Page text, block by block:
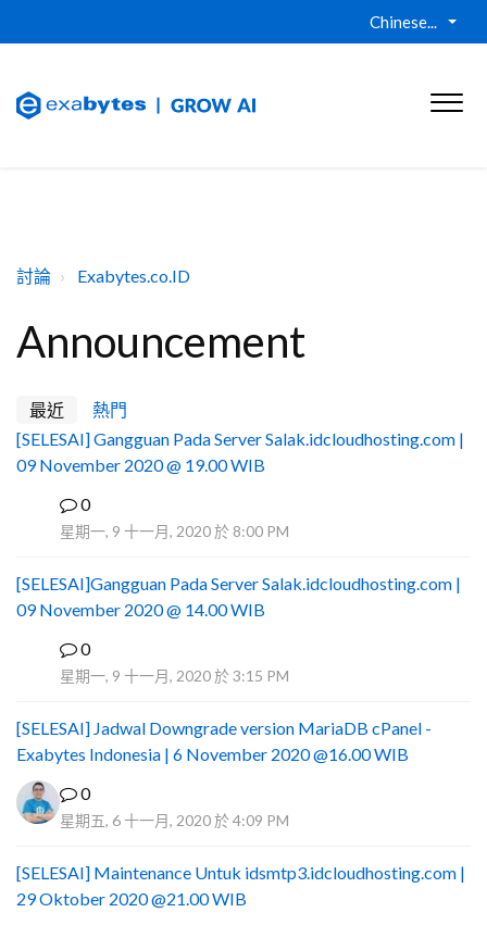
Chinese...
討論 Exabytes.co.ID
Announcement
最近
熱門
[SELESAI] Gangguan Pada Server Salak.idcloudhosting.com |
09 November 2020 @ 19.00 WIB
0
星期一, 9 十一月, 2020 於 8:00 PM
[SELESAI]Gangguan Pada Server Salak.idcloudhosting.com |
09 November 2020 @ 14.00 WIB
0
星期一, 9 十一月, 2020 於 3:15 PM
[SELESAI] Jadwal Downgrade version MariaDB cPanel -
Exabytes Indonesia | 6 November 2020 @16.00 WIB
0
星期五, 6 十一月, 2020 於 4:09 PM
[SELESAI] Maintenance Untuk idsmtp3.idcloudhosting.com |
29 Oktober 2020 @21.00 WIB